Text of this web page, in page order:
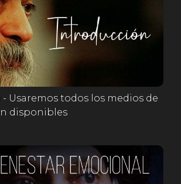
Usaremos todos los medios de
disponibles